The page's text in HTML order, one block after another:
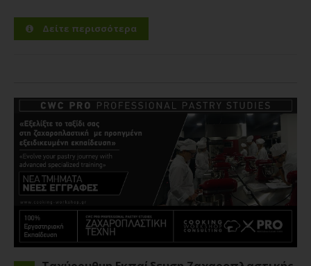
διεθνώς αναγνωρισμένο Pastry Chef Jeffrey Tan σε ένα
υψηλού επιπέδου...Περισσότερα
Δείτε περισσότερα